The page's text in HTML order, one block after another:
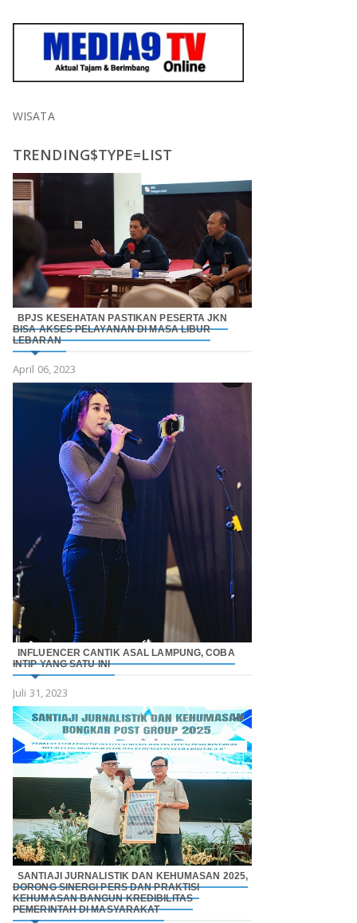
WISATA
TRENDING$TYPE=LIST
BPJS KESEHATAN PASTIKAN PESERTA JKN
BISA AKSES PELAYANAN DI MASA LIBUR
LEBARAN
April 06, 2023
INFLUENCER CANTIK ASAL LAMPUNG, COBA
INTIP YANG SATU INI
Juli 31, 2023
SANTIAJI JURNALISTIK DAN KEHUMASAN 2025,
DORONG SINERGI PERS DAN PRAKTISI
KEHUMASAN BANGUN KREDIBILITAS
PEMERINTAH DI MASYARAKAT